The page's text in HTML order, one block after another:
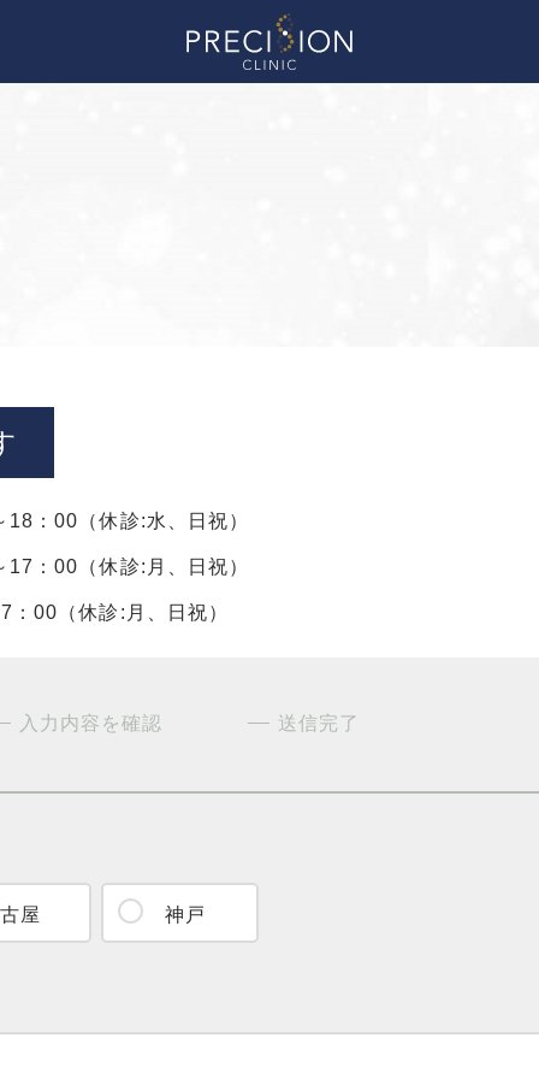
：00（休診:水、日祝）
：00（休診:月、日祝）
00（休診:月、日祝）
入力内容を確認 送信完了
屋 神戸